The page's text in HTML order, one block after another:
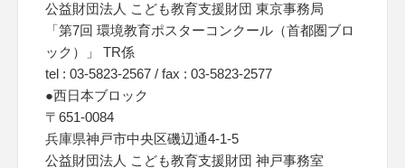
公益財団法人 こども教育支援財団 東京事務局
「第7回 環境教育ポスターコンクール（首都圏ブロ
ック）」 TR係
tel : 03-5823-2567 / fax : 03-5823-2577
●西日本ブロック
〒651-0084
兵庫県神戸市中央区磯辺通4-1-5
公益財団法人 こども教育支援財団 神戸事務室